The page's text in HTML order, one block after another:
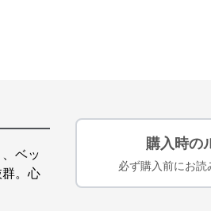
ベッ
。心
購入時の
必ず購入前にお読